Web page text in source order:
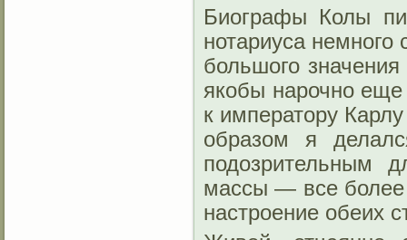
Биографы Колы
нотариуса
большого
якобы нарочно
к императору
образом я
подозрительным
массы — все
настроение обеих